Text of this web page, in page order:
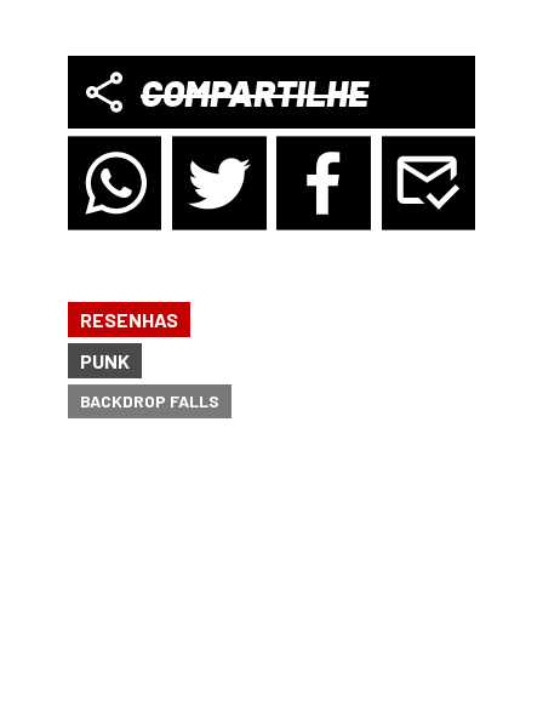
COMPARTILHE
RESENHAS
PUNK
BACKDROP FALLS